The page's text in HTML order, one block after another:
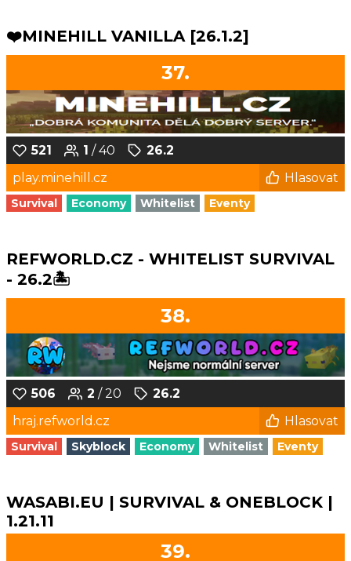
❤️MINEHILL VANILLA [26.1.2]
37.
521 1 / 40
26.2
play.minehill.cz
Hlasovat
Survival Economy Whitelist Eventy
REFWORLD.CZ - WHITELIST SURVIVAL
- 26.2🏝️
38.
506 2 / 20
26.2
hraj.refworld.cz
Hlasovat
Survival Skyblock Economy Whitelist Eventy
WASABI.EU | SURVIVAL & ONEBLOCK |
1.21.11
39.